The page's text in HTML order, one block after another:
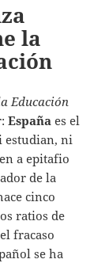
la
Educación
España es el
estudian, ni
a epitafio
de la
cinco
ratios de
fracaso
se ha